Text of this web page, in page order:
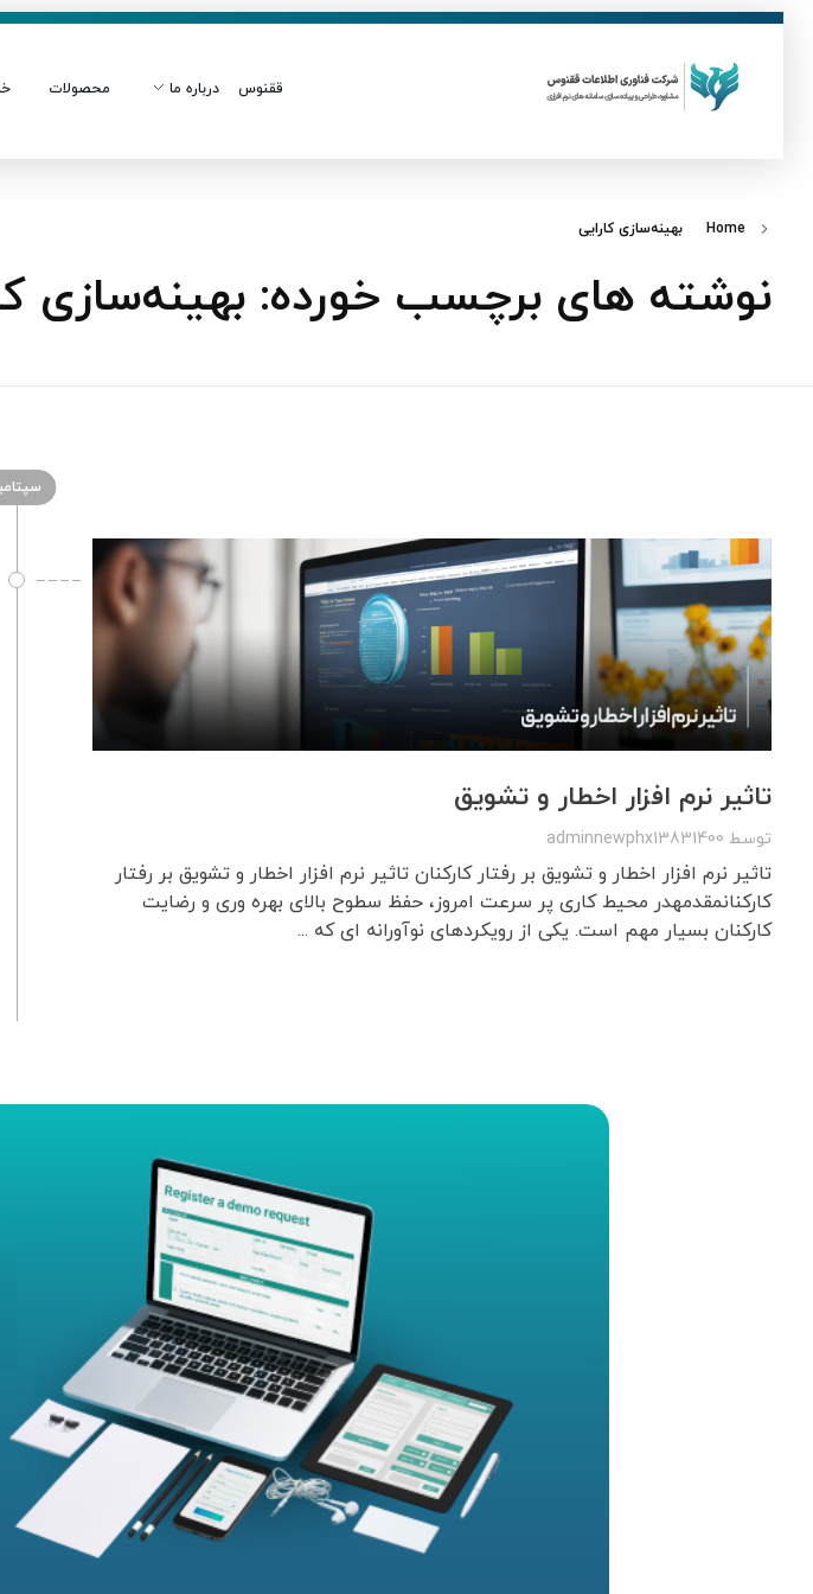
ققنوس درباره ما محصولات
Home بهینه‌سازی کارایی
نوشته های برچسب خورده: بهینه‌سازی
تاثیر نرم افزار اخطار و تشویق
توسط adminnewphx13831400
تاثیر نرم افزار اخطار و تشویق بر رفتار کارکنان تاثیر نرم افزار اخطار و تشویق بر رفتار
کارکنانمقدمهدر محیط کاری پر سرعت امروز، حفظ سطوح بالای بهره وری و رضایت
کارکنان بسیار مهم است. یکی از رویکردهای نوآورانه ای که ...